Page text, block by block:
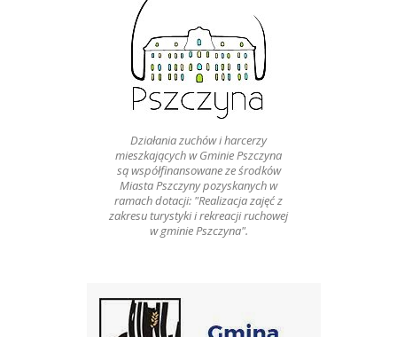
Działania zuchów i harcerzy
mieszkających w Gminie Pszczyna
są współfinansowane ze środków
Miasta Pszczyny pozyskanych w
ramach dotacji: "Realizacja zajęć z
zakresu turystyki i rekreacji ruchowej
w gminie Pszczyna".